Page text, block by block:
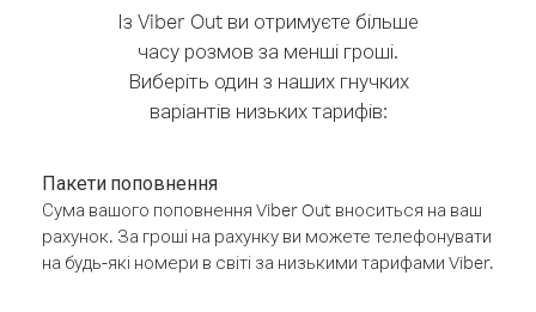
Із Viber Out ви отримуєте більше
часу розмов за менші гроші.
Виберіть один з наших гнучких
варіантів низьких тарифів:
Пакети поповнення
Сума вашого поповнення Viber Out вноситься на ваш
рахунок. За гроші на рахунку ви можете телефонувати
на будь-які номери в світі за низькими тарифами Viber.